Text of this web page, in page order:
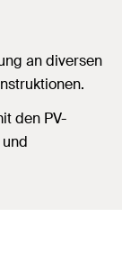
an diversen
den PV-